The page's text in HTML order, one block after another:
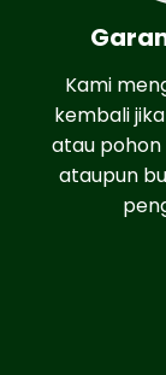
Kami
kembali
atau
ataupun